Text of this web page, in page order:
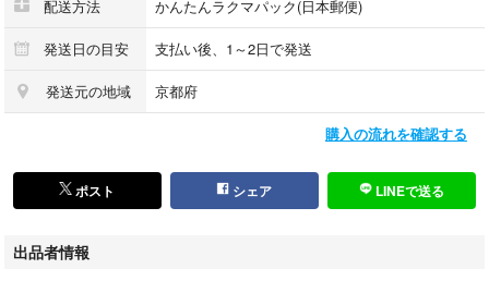
配送方法 かんたんラクマパック(日本郵便)
発送日の目安 支払い後、1～2日で発送
発送元の地域 京都府
購入の流れを確認する
ポスト シェア LINEで送る
出品者情報